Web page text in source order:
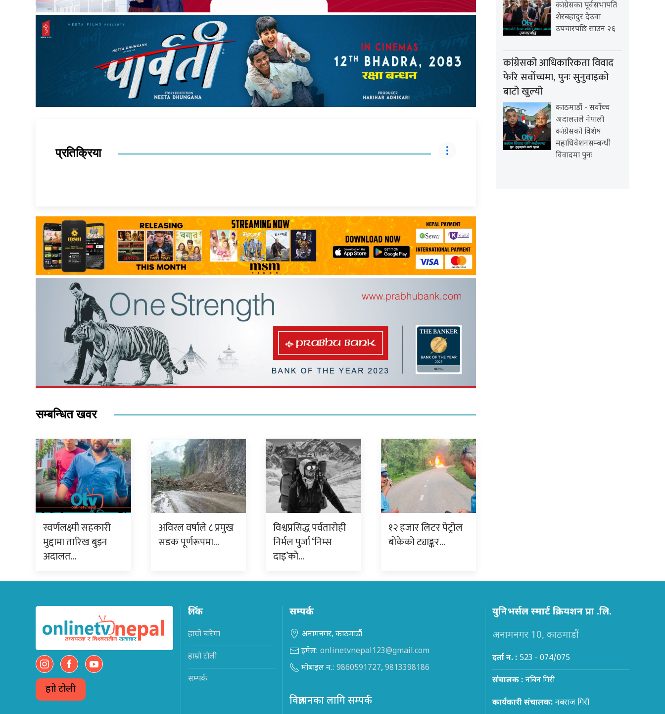
प्रतिक्रिया
सम्बन्धित खवर
स्वर्णलक्ष्मी सहकारी
मुद्दामा तारिख बुझ्न
अदालत…
अविरल वर्षाले ८ प्रमुख
सडक पूर्णरूपमा…
विश्वप्रसिद्ध पर्वतारोही
निर्मल पुर्जा ‘निम्स
दाइ’को…
१२ हजार लिटर पेट्रोल
बोकेको ट्याङ्कर…
कांग्रेसका पूर्वसभापति
शेरबहादुर देउवा
उपचारपछि साउन २६
कांग्रेसको आधिकारिकता विवाद
फेरि सर्वोच्चमा, पुनः सुनुवाइको
बाटो खुल्यो
काठमाडौं - सर्वोच्च
अदालतले नेपाली
कांग्रेसको विशेष
महाधिवेशनसम्बन्धी
विवादमा पुनः
हाम्रो टोली
लिंक
हाम्रो बारेमा
हाम्रो टोली
सम्पर्क
सम्पर्क
अनामनगर, काठमाडौं
इमेल: onlinetvnepal123@gmail.com
मोबाइल न.: 9860591727, 9813398186
विज्ञापनका लागि सम्पर्क
युनिभर्सल स्मार्ट क्रियशन प्रा .लि.
अनामनगर 10, काठमाडौं
दर्ता न. : 523 - 074/075
संचालक : नबिन गिरी
कार्यकारी संचालक: नबराज गिरी